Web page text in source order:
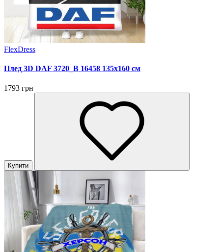
FlexDress
Плед 3D DAF 3720_B 16458 135х160 см
1793 грн
Купити